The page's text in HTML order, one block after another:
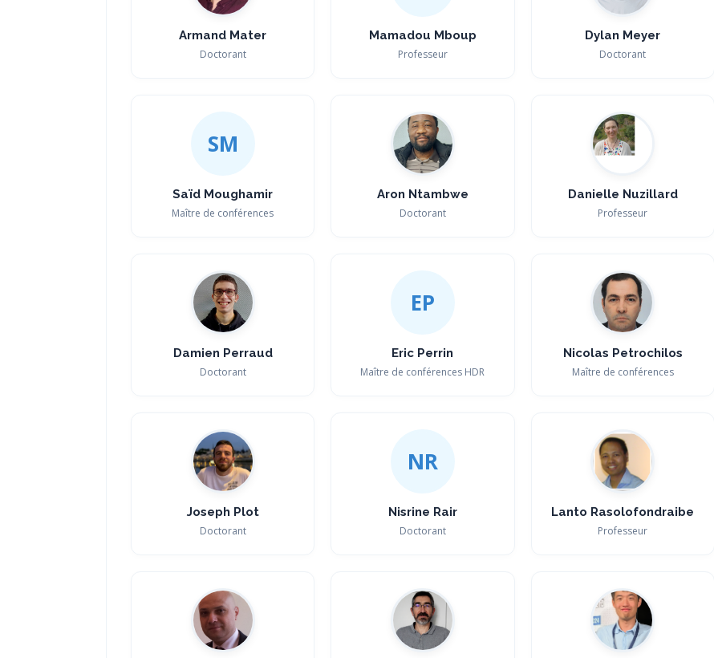
Armand Mater
Doctorant
Mamadou Mboup
Professeur
Dylan Meyer
Doctorant
SM
Saïd Moughamir
Maître de conférences
Aron Ntambwe
Doctorant
Danielle Nuzillard
Professeur
Damien Perraud
Doctorant
EP
Eric Perrin
Maître de conférences HDR
Nicolas Petrochilos
Maître de conférences
Joseph Plot
Doctorant
NR
Nisrine Rair
Doctorant
Lanto Rasolofondraibe
Professeur